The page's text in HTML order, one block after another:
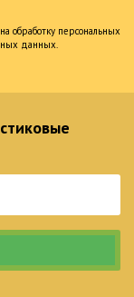
обработку персональных
данных.